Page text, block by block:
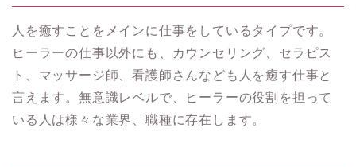
人を癒すことをメインに仕事をしているタイプです。
ヒーラーの仕事以外にも、カウンセリング、セラピス
ト、マッサージ師、看護師さんなども人を癒す仕事と
言えます。無意識レベルで、ヒーラーの役割を担って
いる人は様々な業界、職種に存在します。